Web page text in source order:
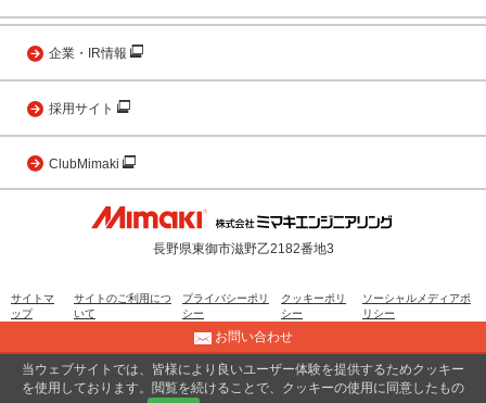
企業・IR情報
採用サイト
ClubMimaki
長野県東御市滋野乙2182番地3
サイトマ
ップ
サイトのご利用につ
いて
プライバシーポリ
シー
クッキーポリ
シー
ソーシャルメディアポ
リシー
© 2001 MIMAKI ENGINEERING CO., LTD.
お問い合わせ
当ウェブサイトでは、皆様により良いユーザー体験を提供するためクッキー
を使用しております。閲覧を続けることで、クッキーの使用に同意したもの